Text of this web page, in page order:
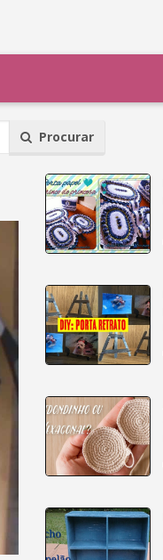
Procurar